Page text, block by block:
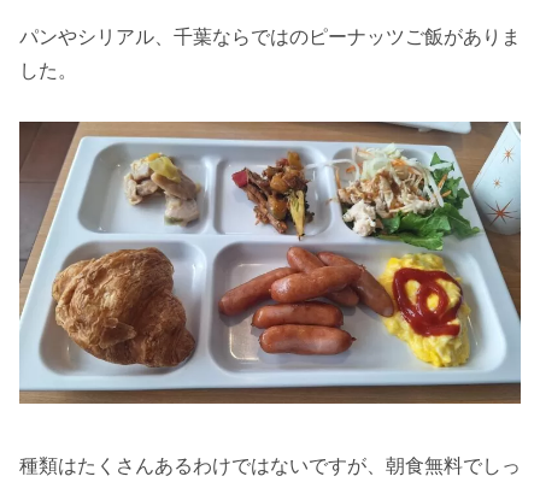
パンやシリアル、千葉ならではのピーナッツご飯がありま
した。
種類はたくさんあるわけではないですが、朝食無料でしっ